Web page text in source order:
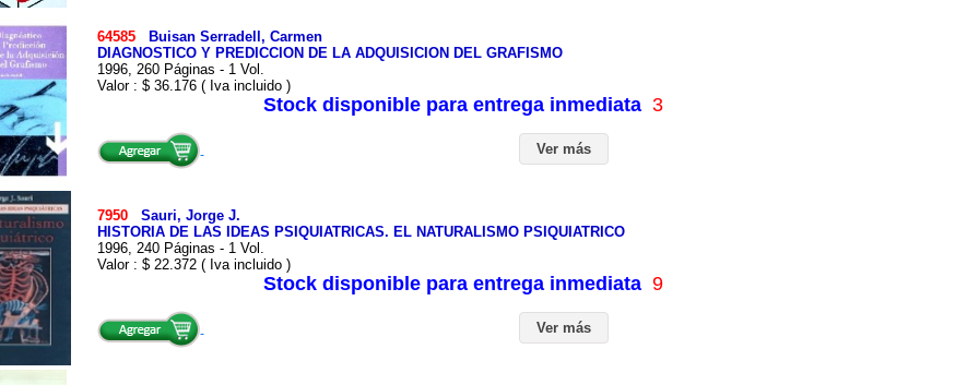
64585
Buisan Serradell, Carmen
DIAGNOSTICO Y PREDICCION DE LA ADQUISICION DEL GRAFISMO
1996, 260 Páginas - 1 Vol.
Valor : $ 36.176 ( Iva incluido )
Stock disponible para entrega inmediata 3
Ver más
7950 Sauri, Jorge J.
HISTORIA DE LAS IDEAS PSIQUIATRICAS. EL NATURALISMO PSIQUIATRICO
1996, 240 Páginas - 1 Vol.
Valor : $ 22.372 ( Iva incluido )
Stock disponible para entrega inmediata 9
Ver más